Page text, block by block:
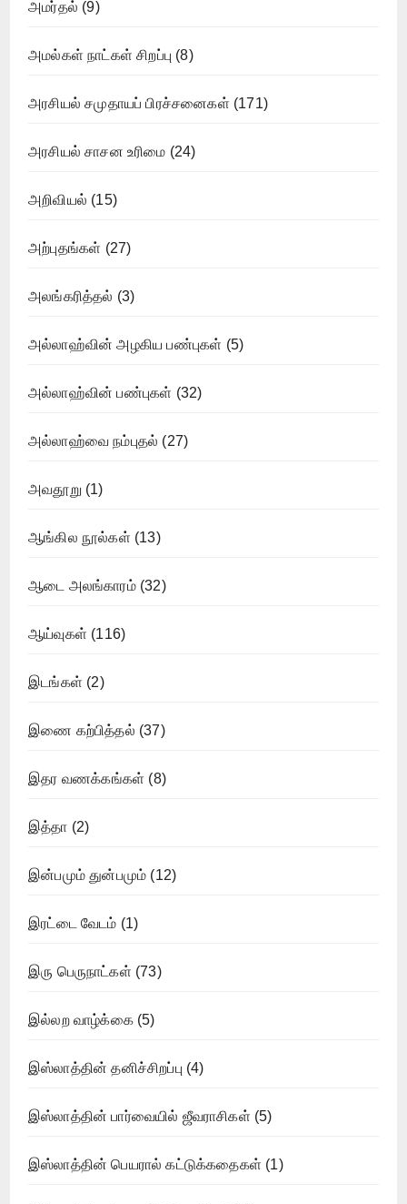
அமர்தல் (9)
அமல்கள் நாட்கள் சிறப்பு (8)
அரசியல் சமுதாயப் பிரச்சனைகள் (171)
அரசியல் சாசன உரிமை (24)
அறிவியல் (15)
அற்புதங்கள் (27)
அலங்கரித்தல் (3)
அல்லாஹ்வின் அழகிய பண்புகள் (5)
அல்லாஹ்வின் பண்புகள் (32)
அல்லாஹ்வை நம்புதல் (27)
அவதூறு (1)
ஆங்கில நூல்கள் (13)
ஆடை அலங்காரம்(32)
ஆய்வுகள் (116)
இடங்கள் (2)
இணை கற்பித்தல் (37)
இதர வணக்கங்கள் (8)
இத்தா (2)
இன்பமும் துன்பமும் (12)
இரட்டை வேடம் (1)
இரு பெருநாட்கள் (73)
இல்லற வாழ்க்கை(5)
இஸ்லாத்தின் தனிச்சிறப்பு (4)
இஸ்லாத்தின் பார்வையில் ஜீவராசிகள் (5)
இஸ்லாத்தின் பெயரால் கட்டுக்கதைகள் (1)